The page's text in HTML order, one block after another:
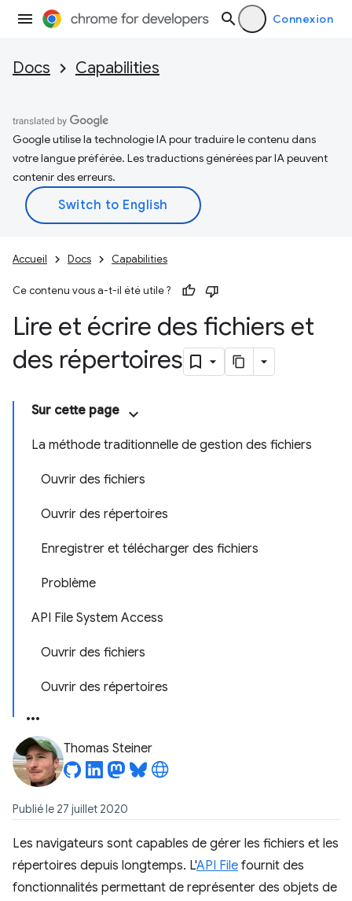
Connexion
Docs Capabilities
Google utilise la technologie IA pour traduire le contenu dans
votre langue préférée. Les traductions générées par IA peuvent
contenir des erreurs.
Accueil Docs Capabilities
Ce contenu vous a-t-il été utile ?
Lire et écrire des fichiers et
des répertoires
Sur cette page
La méthode traditionnelle de gestion des fichiers
Ouvrir des fichiers
Ouvrir des répertoires
Enregistrer et télécharger des fichiers
Problème
API File System Access
Ouvrir des fichiers
Ouvrir des répertoires
Thomas Steiner
Publié le 27 juillet 2020
Les navigateurs sont capables de gérer les fichiers et les
répertoires depuis longtemps. L'API File fournit des
fonctionnalités permettant de représenter des objets de